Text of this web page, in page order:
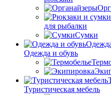
для рыбалки
Сумки
Одежда и обувь
Туристическая мебель